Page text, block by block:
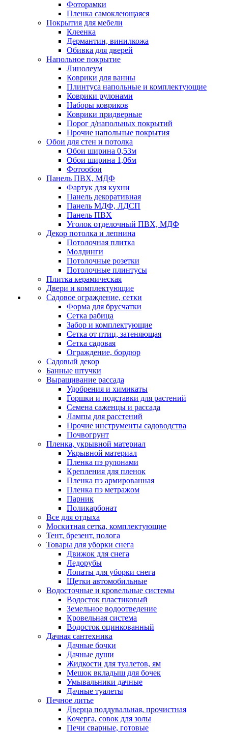
Фоторамки
Пленка самоклеющаяся
Покрытия для мебели
Клеенка
Дермантин, винилкожа
Обивка для дверей
Напольное покрытие
Линолеум
Коврики для ванны
Плинтуса напольные и комплектующие
Коврики рулонами
Наборы ковриков
Коврики придверные
Порог д/напольных покрытий
Прочие напольные покрытия
Обои для стен и потолка
Обои ширина 0,53м
Обои ширина 1,06м
Фотообои
Панель ПВХ, МДФ
Фартук для кухни
Панель декоративная
Панель МДФ, ЛДСП
Панель ПВХ
Уголок отделочный ПВХ, МДФ
Декор потолка и лепнина
Потолочная плитка
Молдинги
Потолочные розетки
Потолочные плинтусы
Плитка керамическая
Двери и комплектующие
Садовое ограждение, сетки
Форма для брусчатки
Сетка рабица
Забор и комплектующие
Сетка от птиц, затеняющая
Сетка садовая
Ограждение, бордюр
Садовый декор
Банные штучки
Выращивание рассада
Удобрения и химикаты
Горшки и подставки для растений
Семена саженцы и рассада
Лампы для расстений
Прочие инструменты садоводства
Почвогрунт
Пленка, укрывной материал
Укрывной материал
Пленка пэ рулонами
Крепления для пленок
Пленка пэ армированная
Пленка пэ метражом
Парник
Поликарбонат
Все для отдыха
Москитная сетка, комплектующие
Тент, брезент, полога
Товары для уборки снега
Движок для снега
Ледорубы
Лопаты для уборки снега
Щетки автомобильные
Водосточные и кровельные системы
Водосток пластиковый
Земельное водоотведение
Кровельная система
Водосток оцинкованный
Дачная сантехника
Дачные бочки
Дачные души
Жидкости для туалетов, ям
Мешок вкладыш для бочек
Умывальники дачные
Дачные туалеты
Печное литье
Дверца поддувальная, прочистная
Кочерга, совок для золы
Печи сварные, готовые